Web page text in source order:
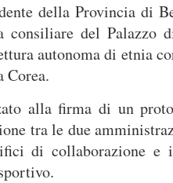
della Provincia di
consiliare del Palazzo
autonoma di etnia
Corea.
alla firma di un
tra le due
di collaborazione e